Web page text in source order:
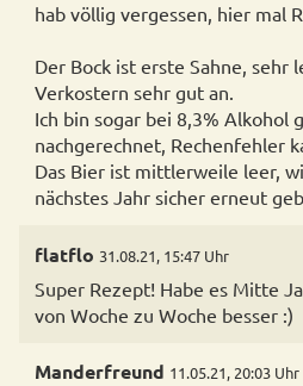
hab völlig vergessen, hier mal
Der Bock ist erste Sahne, sehr
Verkostern sehr gut an.
Ich bin sogar bei 8,3% Alkohol
nachgerechnet, Rechenfehler
Das Bier ist mittlerweile leer,
nächstes Jahr sicher erneut
flatflo 31.08.21, 15:47 Uhr
Super Rezept! Habe es Mitte
von Woche zu Woche besser :)
Manderfreund 11.05.21, 20:03 Uhr